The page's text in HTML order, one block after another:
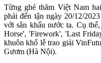
Từng ghé thăm Việt Nam
phải đến tận ngày 20/12/
với sân khấu nước ta. Cụ
Horse', 'Firework', 'Last
khuôn khổ lễ trao giải
Gươm (Hà Nội).